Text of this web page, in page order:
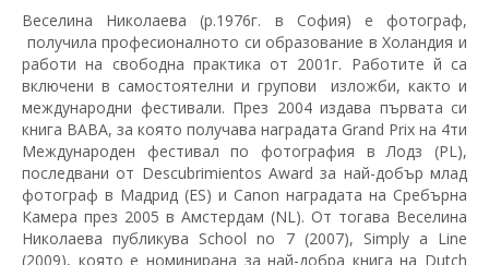
Веселина Николаева (р.1976г. в София) е фотограф,
получила професионалното си образование в Холандия и
работи на свободна практика от 2001г. Работите й са
включени в самостоятелни и групови изложби, както и
международни фестивали. През 2004 издава първата си
книга BABA, за която получава наградата Grand Prix на 4ти
Международен фестивал по фотография в Лодз (PL),
последвани от Descubrimientos Award за най-добър млад
фотограф в Мадрид (ES) и Canon наградата на Сребърна
Камера през 2005 в Амстердам (NL). От тогава Веселина
Николаева публикува School no 7 (2007), Simply a Line
(2009), която е номинирана за най-добра книга на Dutch